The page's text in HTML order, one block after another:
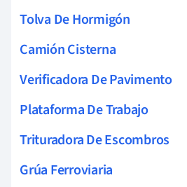
Tolva De Hormigón
Camión Cisterna
Verificadora De Pavimento
Plataforma De Trabajo
Trituradora De Escombros
Grúa Ferroviaria